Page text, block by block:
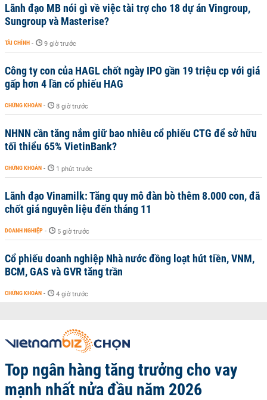
Lãnh đạo MB nói gì về việc tài trợ cho 18 dự án Vingroup,
Sungroup và Masterise?
TÀI CHÍNH - 9 giờ trước
Công ty con của HAGL chốt ngày IPO gần 19 triệu cp với giá
gấp hơn 4 lần cổ phiếu HAG
CHỨNG KHOÁN - 8 giờ trước
NHNN cần tăng nắm giữ bao nhiêu cổ phiếu CTG để sở hữu
tối thiểu 65% VietinBank?
CHỨNG KHOÁN - 1 phút trước
Lãnh đạo Vinamilk: Tăng quy mô đàn bò thêm 8.000 con, đã
chốt giá nguyên liệu đến tháng 11
DOANH NGHIỆP - 5 giờ trước
Cổ phiếu doanh nghiệp Nhà nước đồng loạt hút tiền, VNM,
BCM, GAS và GVR tăng trần
CHỨNG KHOÁN - 4 giờ trước
Top ngân hàng tăng trưởng cho vay
mạnh nhất nửa đầu năm 2026